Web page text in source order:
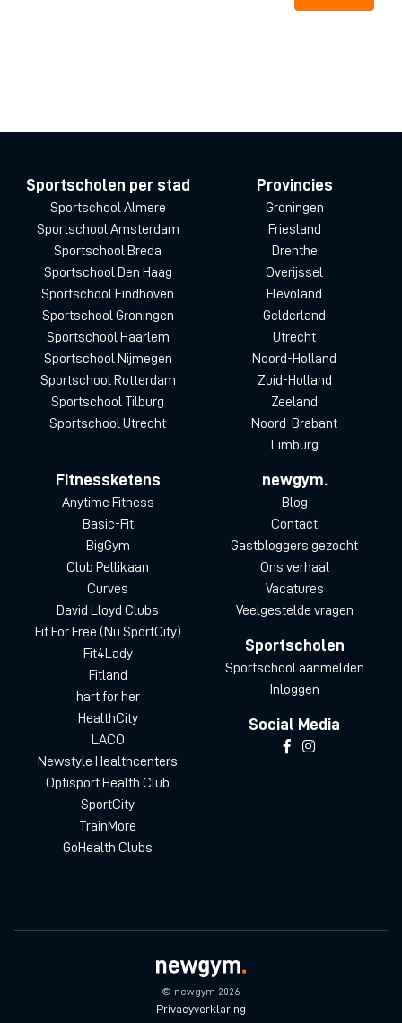
Sportscholen per stad
Sportschool Almere
Sportschool Amsterdam
Sportschool Breda
Sportschool Den Haag
Sportschool Eindhoven
Sportschool Groningen
Sportschool Haarlem
Sportschool Nijmegen
Sportschool Rotterdam
Sportschool Tilburg
Sportschool Utrecht
Provincies
Groningen
Friesland
Drenthe
Overijssel
Flevoland
Gelderland
Utrecht
Noord-Holland
Zuid-Holland
Zeeland
Noord-Brabant
Limburg
Fitnessketens
Anytime Fitness
Basic-Fit
BigGym
Club Pellikaan
Curves
David Lloyd Clubs
Fit For Free (Nu SportCity)
Fit4Lady
Fitland
hart for her
HealthCity
LACO
Newstyle Healthcenters
Optisport Health Club
SportCity
TrainMore
GoHealth Clubs
newgym.
Blog
Contact
Gastbloggers gezocht
Ons verhaal
Vacatures
Veelgestelde vragen
Sportscholen
Sportschool aanmelden
Inloggen
Social Media
© newgym 2026
Privacyverklaring